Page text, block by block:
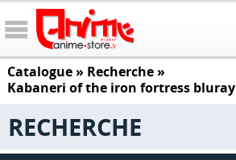
Catalogue» Recherche »
Kabaneri of the iron fortress bluray
RECHERCHE